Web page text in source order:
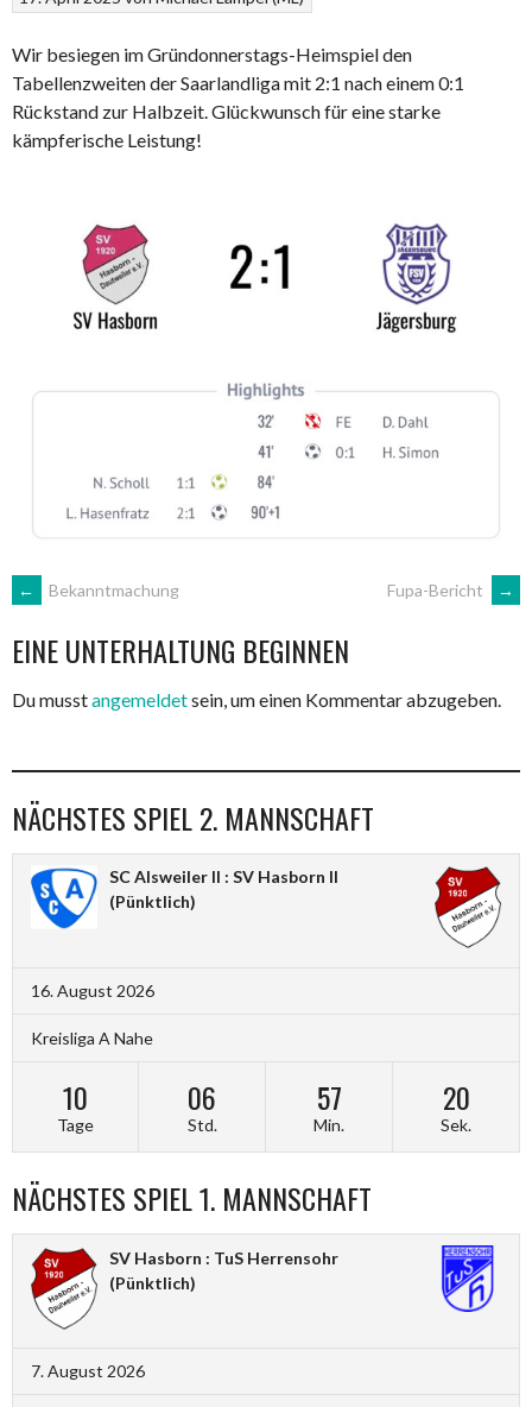
Wir besiegen im Gründonnerstags-Heimspiel den
Tabellenzweiten der Saarlandliga mit 2:1 nach einem 0:1
Rückstand zur Halbzeit. Glückwunsch für eine starke
kämpferische Leistung!
ARTIKEL-
NAVIGATION
← Bekanntmachung Fupa-Bericht →
EINE UNTERHALTUNG BEGINNEN
Du musstangemeldetsein, um einen Kommentar abzugeben.
NÄCHSTES SPIEL 2. MANNSCHAFT
SC Alsweiler II : SV Hasborn II
(Pünktlich)
16. August 2026
Kreisliga A Nahe
10
Tage
06
Std.
57
Min.
19
Sek.
NÄCHSTES SPIEL 1. MANNSCHAFT
SV Hasborn : TuS Herrensohr
(Pünktlich)
7. August 2026